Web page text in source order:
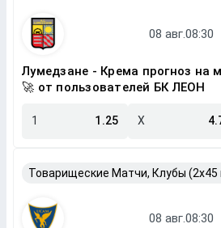
Лумедзане - Крема прогноз на
🚀 от пользователей БК ЛЕОН
1 1.25 X